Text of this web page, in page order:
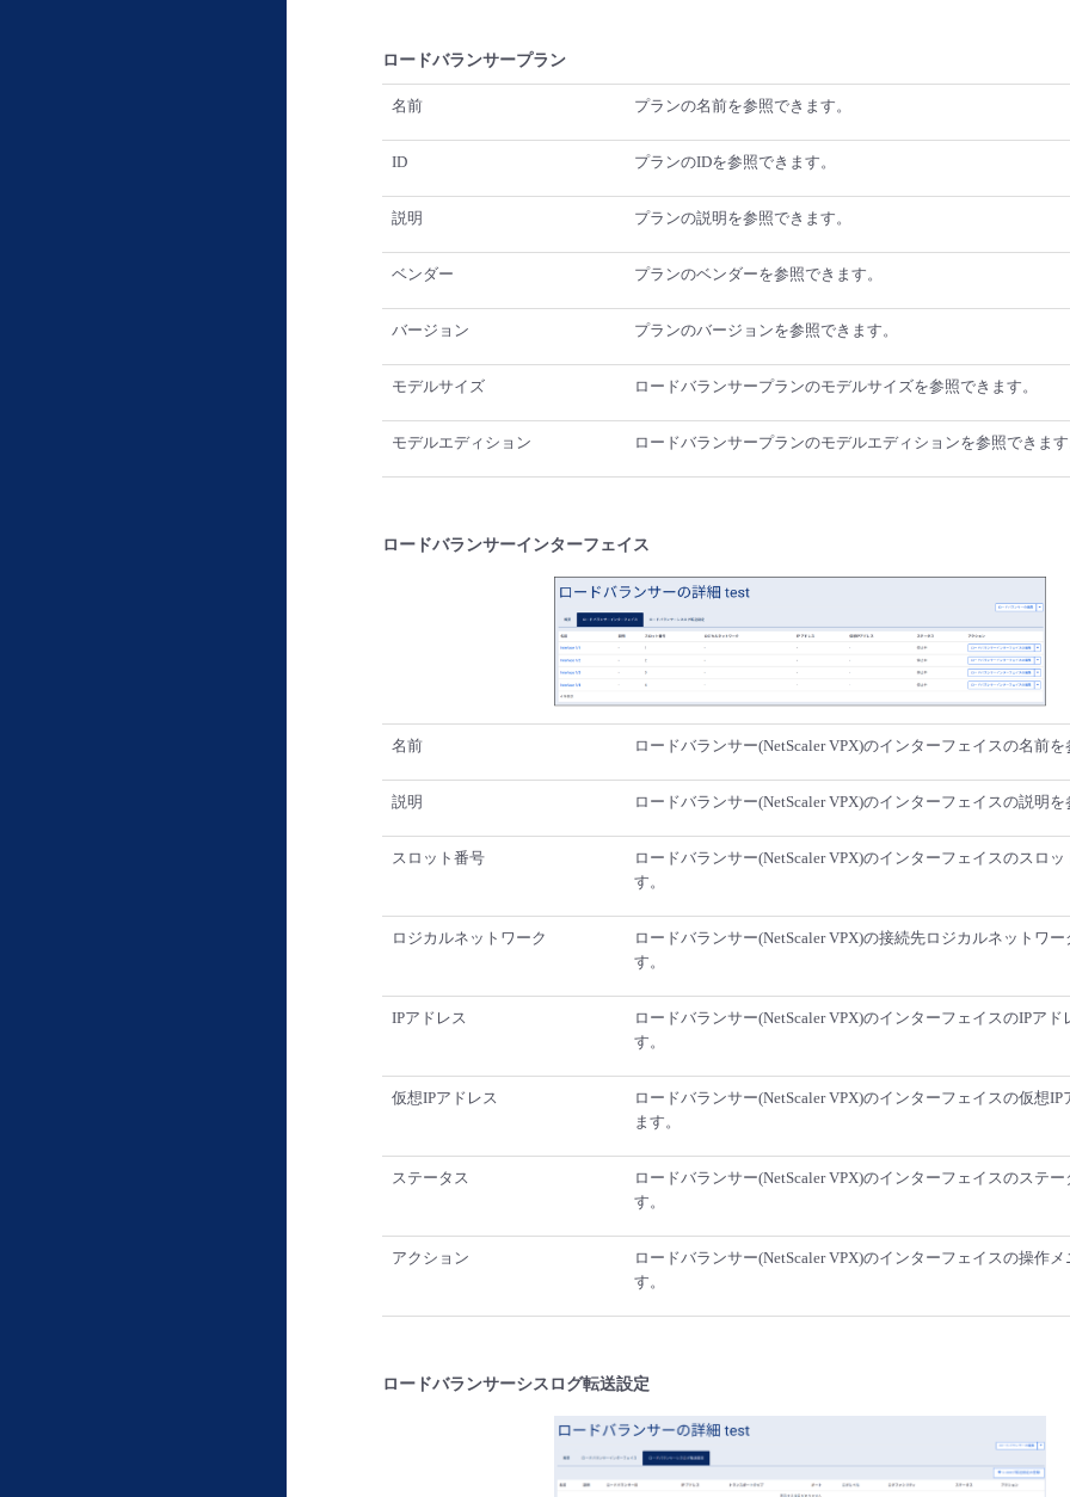
ロードバランサープラン
名前 プランの名前を参照できます。
ID プランのIDを参照できます。
説明 プランの説明を参照できます。
ベンダー プランのベンダーを参照できます。
バージョン プランのバージョンを参照できます。
モデルサイズ ロードバランサープランのモデルサイズを参照できます。
モデルエディション ロードバランサープランのモデルエディションを参照できます
ロードバランサーインターフェイス
名前 ロードバランサー(NetScaler VPX)のインターフェイスの名前を
説明 ロードバランサー(NetScaler VPX)のインターフェイスの説明を
スロット番号
ロードバランサー(NetScaler VPX)のインターフェイスのスロ
す。
ロジカルネットワーク
ロードバランサー(NetScaler VPX)の接続先ロジカルネットワ
す。
IPアドレス
ロードバランサー(NetScaler VPX)のインターフェイスのIPアド
す。
仮想IPアドレス
ロードバランサー(NetScaler VPX)のインターフェイスの仮想IP
ます。
ステータス
ロードバランサー(NetScaler VPX)のインターフェイスのステ
す。
アクション
ロードバランサー(NetScaler VPX)のインターフェイスの操作
す。
ロードバランサーシスログ転送設定